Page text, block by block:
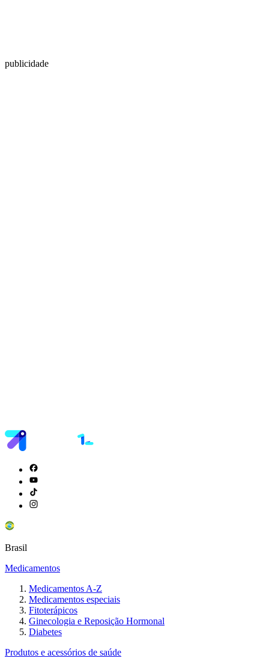
publicidade
Brasil
Medicamentos
Medicamentos A-Z
Medicamentos especiais
Fitoterápicos
Ginecologia e Reposição Hormonal
Diabetes
Produtos e acessórios de saúde